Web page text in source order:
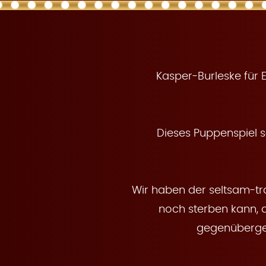
Kasper-Burleske für
Dieses Puppenspiel
Wir haben der seltsam-
noch sterben kann,